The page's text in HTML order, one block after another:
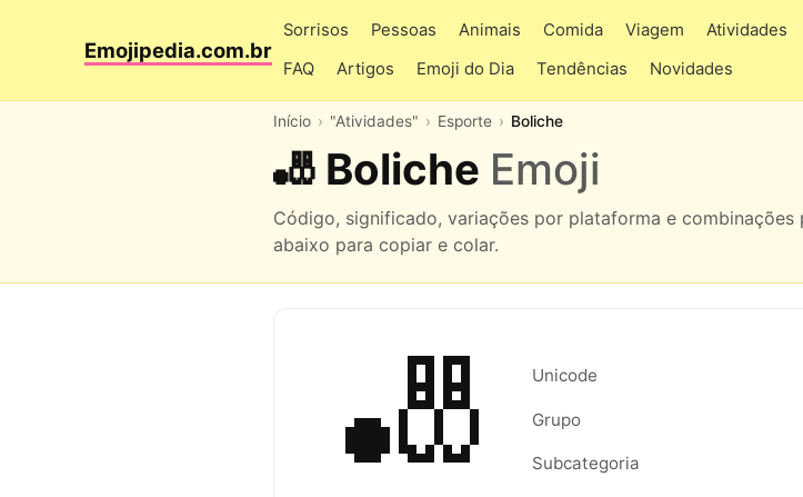
Emojipedia.com.br
Sorrisos Pessoas Animais Comida Viagem Atividades
FAQ
Artigos Emoji do Dia Tendências Novidades
Início "Atividades" Esporte Boliche
🎳 Boliche Emoji
Código, significado, variações por plataforma e combinações
abaixo para copiar e colar.
🎳 Unicode
Grupo
Subcategoria